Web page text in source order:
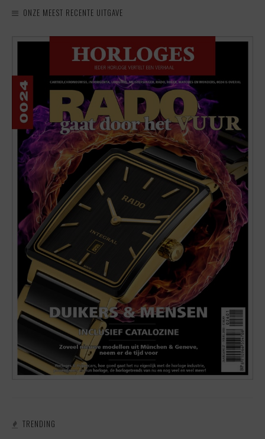
ONZE MEEST RECENTE UITGAVE
TRENDING